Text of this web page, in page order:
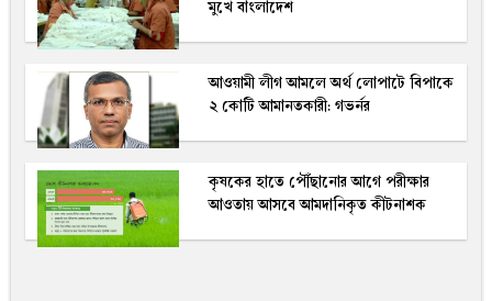
মুখে বাংলাদেশ
আওয়ামী লীগ আমলে অর্থ লোপাটে বিপাকে
২ কোটি আমানতকারী: গভর্নর
কৃষকের হাতে পৌঁছানোর আগে পরীক্ষার
আওতায় আসবে আমদানিকৃত কীটনাশক